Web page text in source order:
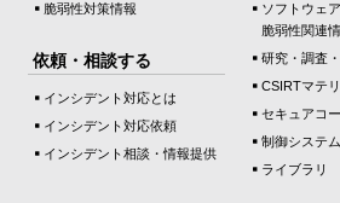
脆弱性対策情報
依頼・相談する
インシデント対応とは
インシデント対応依頼
インシデント相談・情報提供
ソフトウェ
脆弱性関連
研究・調査
CSIRTマテ
セキュアコ
制御システ
ライブラリ